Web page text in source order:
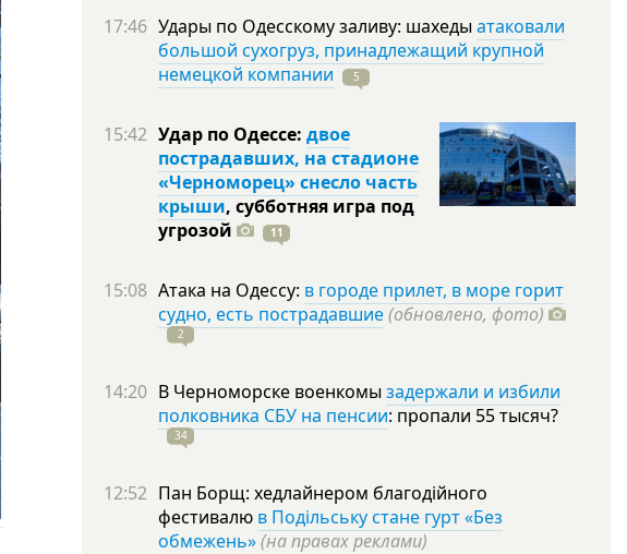
17:46 Удары по Одесскому заливу: шахеды атаковали
большой сухогруз, принадлежащий крупной
немецкой компании
5
15:42 Удар по Одессе: двое
пострадавших, на стадионе
«Черноморец» снесло часть
крыши, субботняя игра под
угрозой
11
15:08 Атака на Одессу: в городе прилет, в море горит
судно, есть пострадавшие(обновлено, фото)
2
14:20 В Черноморске военкомы задержали и избили
полковника СБУ на пенсии: пропали 55тысяч?
34
12:52 Пан Борщ: хедлайнером благодійного
фестивалю в Подільську стане гурт «Без
обмежень»(на правах реклами)